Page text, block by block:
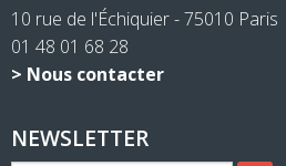
10 rue de l'Échiquier - 75010 Paris
01 48 01 68 28
> Nous contacter
NEWSLETTER